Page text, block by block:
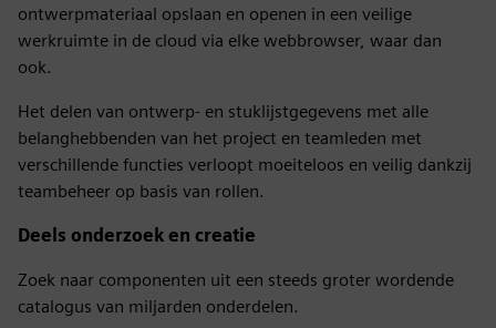
ontwerpmateriaal opslaan en openen in een veilige
werkruimte in de cloud via elke webbrowser, waar dan
ook.
Het delen van ontwerp- en stuklijstgegevens met alle
belanghebbenden van het project en teamleden met
verschillende functies verloopt moeiteloos en veilig dankzij
teambeheer op basis van rollen.
Deels onderzoek en creatie
Zoek naar componenten uit een steeds groter wordende
catalogus van miljarden onderdelen.